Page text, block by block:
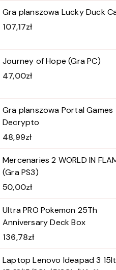
Gra planszowa Lucky Duck
107,17zł
Journey of Hope (Gra PC)
47,00zł
Gra planszowa Portal Games
Decrypto
48,99zł
Mercenaries 2 WORLD IN
(Gra PS3)
50,00zł
Ultra PRO Pokemon 25Th
Anniversary Deck Box
136,78zł
Laptop Lenovo Ideapad 3